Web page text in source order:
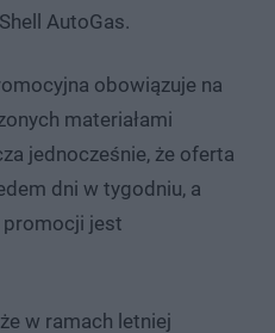
AutoGas.
obowiązuje na
materiałami
jednocześnie, że oferta
dni w tygodniu, a
promocji jest
w ramach letniej